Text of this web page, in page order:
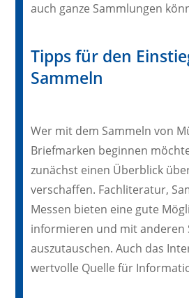
auch ganze Sammlungen
Tipps für den
Sammeln
Wer mit dem Sammeln von
Briefmarken beginnen
zunächst einen Überblick
verschaffen. Fachliteratur,
Messen bieten eine gute
informieren und mit anderen
auszutauschen. Auch das
wertvolle Quelle für